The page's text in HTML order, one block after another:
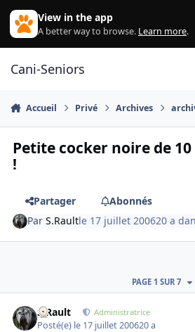
Aller au contenu
View in the app
A better way to browse. Learn more.
Cani-Seniors
Accueil Privé Archives
Petite cocker noire de
!
Partager
Abonnés
ParS.Raultle 17 juillet 200620 a
PAGE 1 SUR 7
S.Rault Administratrice
Posté(e) le 17 juillet 200620 a